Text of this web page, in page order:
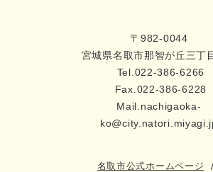
〒982-0044
宮城県名取市那智が丘三丁
Tel.022-386-6266
Fax.022-386-6228
Mail.nachigaoka-
名取市公式ホームページ